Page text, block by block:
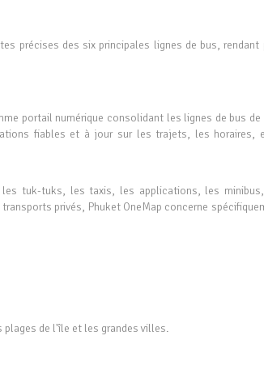
précises des six principales lignes de bus, rendant
portail numérique consolidant les lignes de bus
fiables et à jour sur les trajets, les horaires,
tuk-tuks, les taxis, les applications, les
privés, Phuket OneMap concerne
de l'île et les grandes villes.